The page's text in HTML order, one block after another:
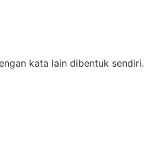
kata lain dibentuk sendiri.